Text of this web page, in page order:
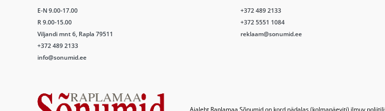
E-N 9.00-17.00
R 9.00-15.00
Viljandi mnt 6, Rapla 79511
+372 489 2133
info@sonumid.ee
+372 489 2133
+372 5551 1084
reklaam@sonumid.ee
Ajaleht Raplamaa Sõnumid on kord nädalas (kolmapäeviti) ilmuv